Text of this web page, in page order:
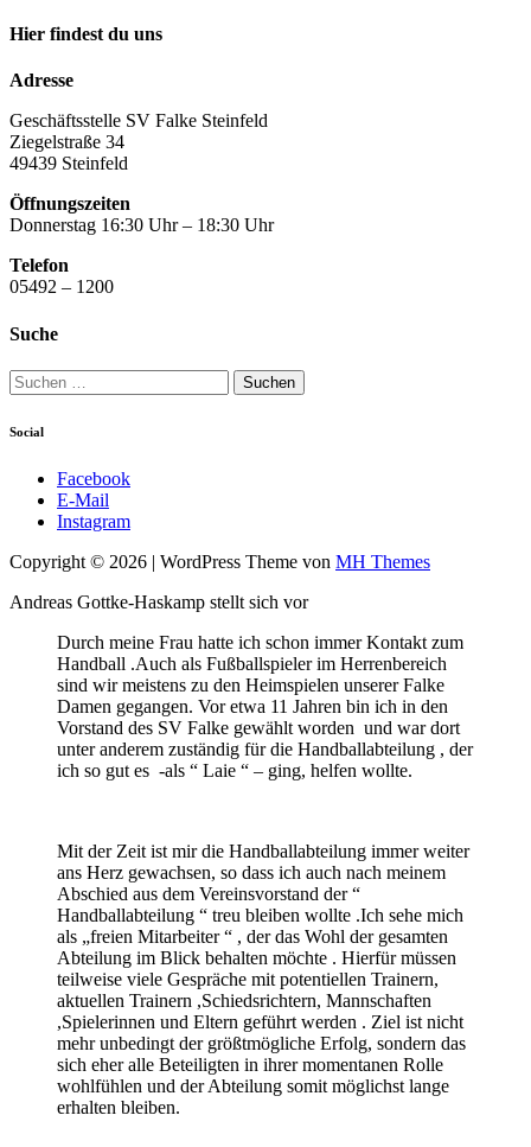
Hier findest du uns
Adresse
Geschäftsstelle SV Falke Steinfeld
Ziegelstraße 34
49439 Steinfeld
Öffnungszeiten
Donnerstag 16:30 Uhr – 18:30 Uhr
Telefon
05492 – 1200
Suche
Suchen
nach:
Social
Facebook
E-Mail
Instagram
Copyright © 2026 | WordPress Theme von MH Themes
Andreas Gottke-Haskamp stellt sich vor
Durch meine Frau hatte ich schon immer Kontakt zum
Handball .Auch als Fußballspieler im Herrenbereich
sind wir meistens zu den Heimspielen unserer Falke
Damen gegangen. Vor etwa 11 Jahren bin ich in den
Vorstand des SV Falke gewählt worden und war dort
unter anderem zuständig für die Handballabteilung , der
ich so gut es -als “ Laie “ – ging, helfen wollte.
Mit der Zeit ist mir die Handballabteilung immer weiter
ans Herz gewachsen, so dass ich auch nach meinem
Abschied aus dem Vereinsvorstand der “
Handballabteilung “ treu bleiben wollte .Ich sehe mich
als „freien Mitarbeiter “ , der das Wohl der gesamten
Abteilung im Blick behalten möchte . Hierfür müssen
teilweise viele Gespräche mit potentiellen Trainern,
aktuellen Trainern ,Schiedsrichtern, Mannschaften
,Spielerinnen und Eltern geführt werden . Ziel ist nicht
mehr unbedingt der größtmögliche Erfolg, sondern das
sich eher alle Beteiligten in ihrer momentanen Rolle
wohlfühlen und der Abteilung somit möglichst lange
erhalten bleiben.